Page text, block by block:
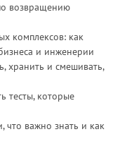
возвращению
комплексов: как
и инженерии
хранить и смешивать,
тесты, которые
что важно знать и как